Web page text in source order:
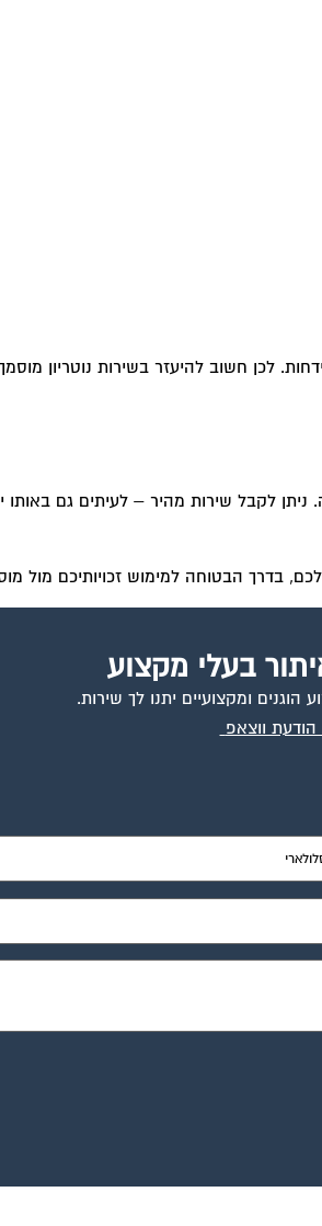
לכן חשוב להיעזר בשירות נוטריון
ניתן לקבל שירות מהיר – לעיתים גם באותו
בדרך הבטוחה למימוש זכויותיכם מול
בעלי מקצוע
ומקצועיים יתנו לך שירות.
ווצאפ